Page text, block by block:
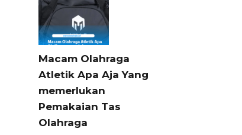
Macam Olahraga
Atletik Apa Aja Yang
memerlukan
Pemakaian Tas
Olahraga